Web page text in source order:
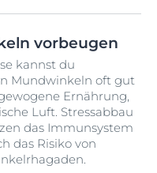
vorbeugen
kannst du
Mundwinkeln oft gut
Ernährung,
Luft. Stressabbau
das Immunsystem
das Risiko von